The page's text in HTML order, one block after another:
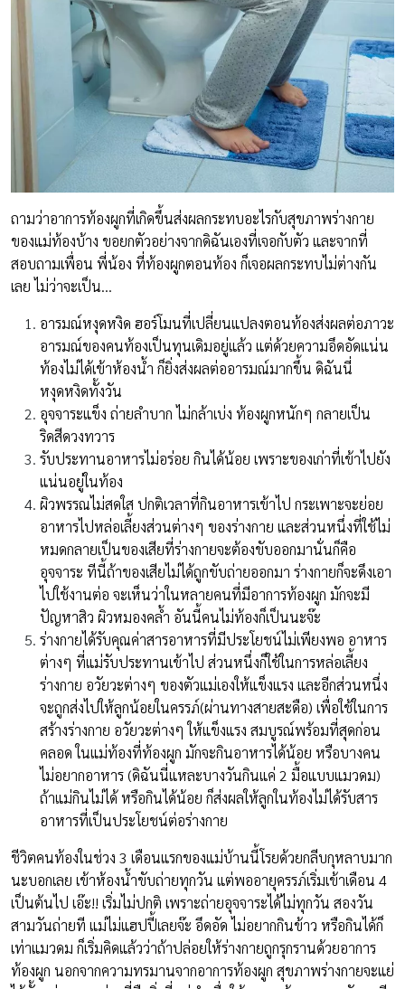
ถามว่าอาการท้องผูกที่เกิดขึ้นส่งผลกระทบอะไรกับสุขภาพร่างกาย
ของแม่ท้องบ้าง ขอยกตัวอย่างจากดิฉันเองที่เจอกับตัว และจากที่
สอบถามเพื่อน พี่น้อง ที่ท้องผูกตอนท้อง ก็เจอผลกระทบไม่ต่างกัน
เลย ไม่ว่าจะเป็น…
อารมณ์หงุดหงิด ฮอร์โมนที่เปลี่ยนแปลงตอนท้องส่งผลต่อภาวะ
อารมณ์ของคนท้องเป็นทุนเดิมอยู่แล้ว แต่ด้วยความอึดอัดแน่น
ท้องไม่ได้เข้าห้องน้ำ ก็ยิ่งส่งผลต่ออารมณ์มากขึ้น ดิฉันนี่
หงุดหงิดทั้งวัน
อุจจาระแข็ง ถ่ายลำบาก ไม่กล้าเบ่ง ท้องผูกหนักๆ กลายเป็น
ริดสีดวงทวาร
รับประทานอาหารไม่อร่อย กินได้น้อย เพราะของเก่าที่เข้าไปยัง
แน่นอยู่ในท้อง
ผิวพรรณไม่สดใส ปกติเวลาที่กินอาหารเข้าไป กระเพาะจะย่อย
อาหารไปหล่อเลี้ยงส่วนต่างๆ ของร่างกาย และส่วนหนึ่งที่ใช้ไม่
หมดกลายเป็นของเสียที่ร่างกายจะต้องขับออกมานั่นก็คือ
อุจจาระ ทีนี้ถ้าของเสียไม่ได้ถูกขับถ่ายออกมา ร่างกายก็จะดึงเอา
ไปใช้งานต่อ จะเห็นว่าในหลายคนที่มีอาการท้องผูก มักจะมี
ปัญหาสิว ผิวหมองคล้ำ อันนี้คนไม่ท้องก็เป็นนะจ๊ะ
ร่างกายได้รับคุณค่าสารอาหารที่มีประโยชน์ไม่เพียงพอ อาหาร
ต่างๆ ที่แม่รับประทานเข้าไป ส่วนหนึ่งก็ใช้ในการหล่อเลี้ยง
ร่างกาย อวัยวะต่างๆ ของตัวแม่เองให้แข็งแรง และอีกส่วนหนึ่ง
จะถูกส่งไปให้ลูกน้อยในครรภ์(ผ่านทางสายสะดือ) เพื่อใช้ในการ
สร้างร่างกาย อวัยวะต่างๆ ให้แข็งแรง สมบูรณ์พร้อมที่สุดก่อน
คลอด ในแม่ท้องที่ท้องผูก มักจะกินอาหารได้น้อย หรือบางคน
ไม่อยากอาหาร (ดิฉันนี่แหละบางวันกินแค่ 2 มื้อแบบแมวดม)
ถ้าแม่กินไม่ได้ หรือกินได้น้อย ก็ส่งผลให้ลูกในท้องไม่ได้รับสาร
อาหารที่เป็นประโยชน์ต่อร่างกาย
ชีวิตคนท้องในช่วง 3 เดือนแรกของแม่บ้านนี้โรยด้วยกลีบกุหลาบมาก
นะบอกเลย เข้าห้องน้ำขับถ่ายทุกวัน แต่พออายุครรภ์เริ่มเข้าเดือน 4
เป็นต้นไป เอ๊ะ!! เริ่มไม่ปกติ เพราะถ่ายอุจจาระได้ไม่ทุกวัน สองวัน
สามวันถ่ายที แม่ไม่แฮปปี้เลยจ๊ะ อึดอัด ไม่อยากกินข้าว หรือกินได้ก็
เท่าแมวดม ก็เริ่มคิดแล้วว่าถ้าปล่อยให้ร่างกายถูกรุกรานด้วยอาการ
ท้องผูก นอกจากความทรมานจากอาการท้องผูก สุขภาพร่างกายจะแย่